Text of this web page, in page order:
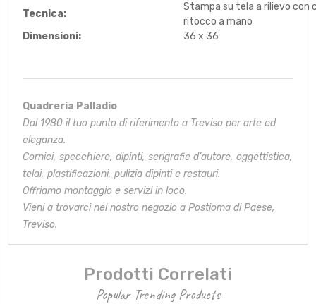
Tecnica:
Stampa su tela a rilievo con
ritocco a mano
Dimensioni:
36 x 36
Quadreria Palladio
Dal 1980 il tuo punto di riferimento a Treviso per arte ed
eleganza.
Cornici, specchiere, dipinti, serigrafie d’autore, oggettistica,
telai, plastificazioni, pulizia dipinti e restauri.
Offriamo montaggio e servizi in loco.
Vieni a trovarci nel nostro negozio a Postioma di Paese,
Treviso.
Prodotti Correlati
Popular Trending Products